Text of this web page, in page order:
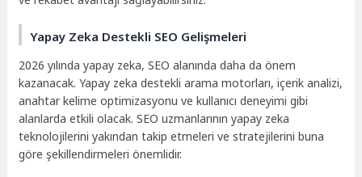
Yapay Zeka Destekli SEO Gelişmeleri
2026 yılında yapay zeka, SEO alanında daha da önem
kazanacak. Yapay zeka destekli arama motorları, içerik analizi,
anahtar kelime optimizasyonu ve kullanıcı deneyimi gibi
alanlarda etkili olacak. SEO uzmanlarının yapay zeka
teknolojilerini yakından takip etmeleri ve stratejilerini buna
göre şekillendirmeleri önemlidir.